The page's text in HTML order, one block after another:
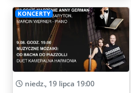
KONCERTY
niedz., 19 lipca 19:00